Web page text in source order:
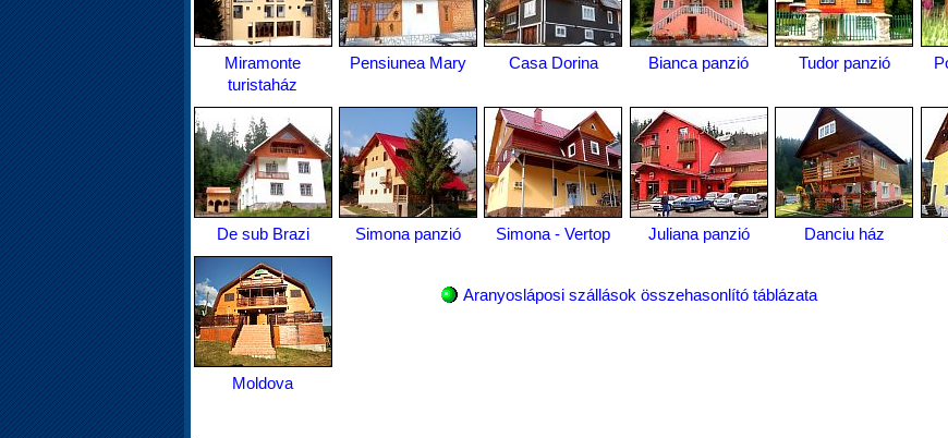
Miramonte
turistaház
Pensiunea Mary Casa Dorina Bianca panzió Tudor panzió
De sub Brazi Simona panzió Simona - Vertop Juliana panzió Danciu ház
Moldova
Aranyosláposi szállások összehasonlító táblázata